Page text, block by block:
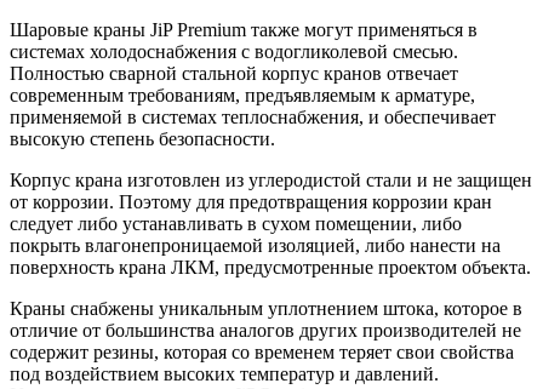
Шаровые краны JiP Premium также могут применяться в
системах холодоснабжения с водогликолевой смесью.
Полностью сварной стальной корпус кранов отвечает
современным требованиям, предъявляемым к арматуре,
применяемой в системах теплоснабжения, и обеспечивает
высокую степень безопасности.
Корпус крана изготовлен из углеродистой стали и не защищен
от коррозии. Поэтому для предотвращения коррозии кран
следует либо устанавливать в сухом помещении, либо
покрыть влагонепроницаемой изоляцией, либо нанести на
поверхность крана ЛКМ, предусмотренные проектом объекта.
Краны снабжены уникальным уплотнением штока, которое в
отличие от большинства аналогов других производителей не
содержит резины, которая со временем теряет свои свойства
под воздействием высоких температур и давлений.